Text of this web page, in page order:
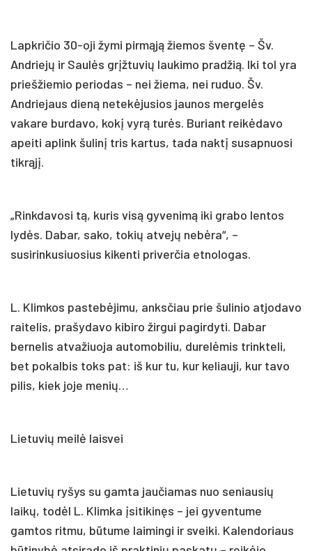
Lapkričio 30-oji žymi pirmąją žiemos šventę – Šv.
Andriejų ir Saulės grįžtuvių laukimo pradžią. Iki tol yra
priešžiemio periodas – nei žiema, nei ruduo. Šv.
Andriejaus dieną netekėjusios jaunos mergelės
vakare burdavo, kokį vyrą turės. Buriant reikėdavo
apeiti aplink šulinį tris kartus, tada naktį susapnuosi
tikrąjį.
„Rinkdavosi tą, kuris visą gyvenimą iki grabo lentos
lydės. Dabar, sako, tokių atvejų nebėra“, –
susirinkusiuosius kikenti priverčia etnologas.
L. Klimkos pastebėjimu, anksčiau prie šulinio atjodavo
raitelis, prašydavo kibiro žirgui pagirdyti. Dabar
bernelis atvažiuoja automobiliu, durelėmis trinkteli,
bet pokalbis toks pat: iš kur tu, kur keliauji, kur tavo
pilis, kiek joje menių…
Lietuvių meilė laisvei
Lietuvių ryšys su gamta jaučiamas nuo seniausių
laikų, todėl L. Klimka įsitikinęs – jei gyventume
gamtos ritmu, būtume laimingi ir sveiki. Kalendoriaus